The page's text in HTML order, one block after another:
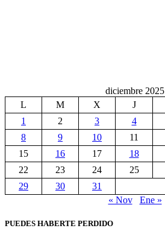
diciembre 2025
L
M X J
1
2 3 4
8
9 10 11
15
16 17 18
22
23 24 25
29
30
31
« Nov
Ene »
PUEDES HABERTE PERDIDO